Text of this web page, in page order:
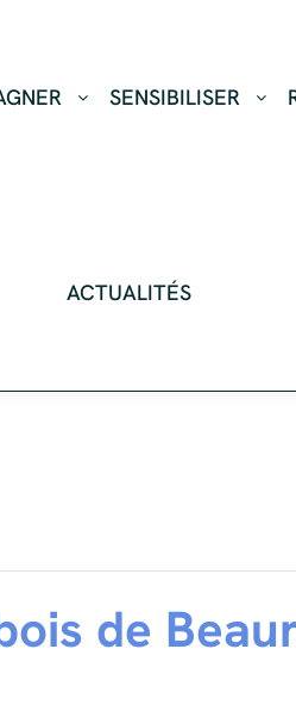
SENSIBILISER
ACTUALITÉS
de